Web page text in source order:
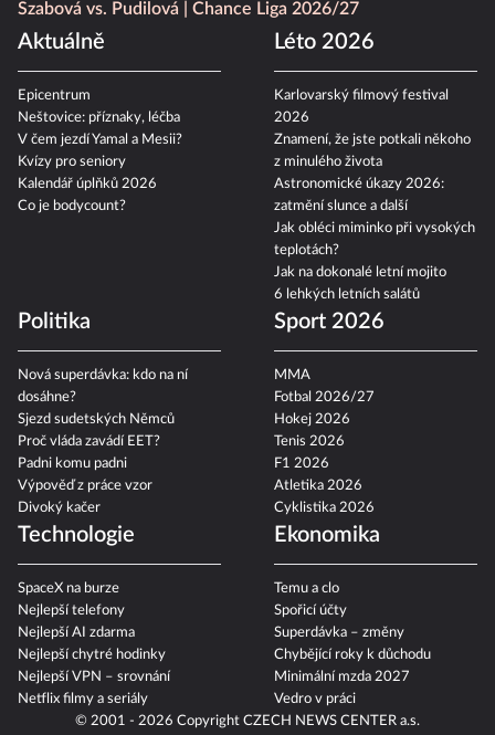
Szabová vs. Pudilová
Chance Liga 2026/27
Aktuálně
Epicentrum
Neštovice: příznaky, léčba
V čem jezdí Yamal a Mesii?
Kvízy pro seniory
Kalendář úplňků 2026
Co je bodycount?
Léto 2026
Karlovarský filmový festival
2026
Znamení, že jste potkali někoho
z minulého života
Astronomické úkazy 2026:
zatmění slunce a další
Jak obléci miminko při vysokých
teplotách?
Jak na dokonalé letní mojito
6 lehkých letních salátů
Politika
Nová superdávka: kdo na ní
dosáhne?
Sjezd sudetských Němců
Proč vláda zavádí EET?
Padni komu padni
Výpověď z práce vzor
Divoký kačer
Sport 2026
MMA
Fotbal 2026/27
Hokej 2026
Tenis 2026
F1 2026
Atletika 2026
Cyklistika 2026
Technologie
SpaceX na burze
Nejlepší telefony
Nejlepší AI zdarma
Nejlepší chytré hodinky
Nejlepší VPN – srovnání
Netflix filmy a seriály
Ekonomika
Temu a clo
Spořicí účty
Superdávka – změny
Chybějící roky k důchodu
Minimální mzda 2027
Vedro v práci
© 2001 - 2026 Copyright CZECH NEWS CENTER a.s.